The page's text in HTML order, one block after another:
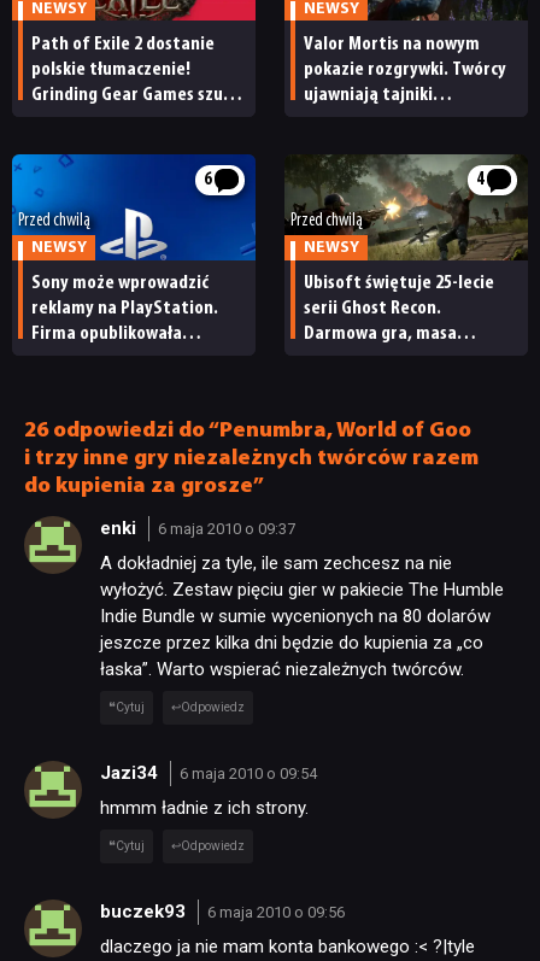
NEWSY
Path of Exile 2 dostanie
polskie tłumaczenie!
Grinding Gear Games szuka
NEWSY
Valor Mortis na nowym
pokazie rozgrywki. Twórcy
ujawniają tajniki
6
Przed chwilą
NEWSY
Sony może wprowadzić
reklamy na PlayStation.
Firma opublikowała
4
Przed chwilą
NEWSY
Ubisoft świętuje 25-lecie
serii Ghost Recon.
Darmowa gra, masa
26 odpowiedzi do “Penumbra, World of Goo
i trzy inne gry niezależnych twórców razem
do kupienia za grosze”
enki 6 maja 2010 o 09:37
A dokładniej za tyle, ile sam zechcesz na nie
wyłożyć. Zestaw pięciu gier w pakiecie The Humble
Indie Bundle w sumie wycenionych na 80 dolarów
jeszcze przez kilka dni będzie do kupienia za „co
łaska”. Warto wspierać niezależnych twórców.
Cytuj Odpowiedz
Jazi34 6 maja 2010 o 09:54
hmmm ładnie z ich strony.
Cytuj Odpowiedz
buczek93 6 maja 2010 o 09:56
dlaczego ja nie mam konta bankowego :< ?|tyle